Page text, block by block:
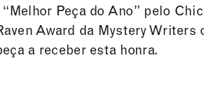
Peça do Ano” pelo
Award da Mystery
a receber esta honra.